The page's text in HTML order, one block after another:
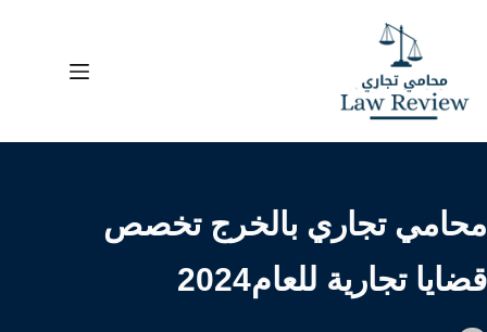
المحتوى
محامي تجاري بالخرج تخصص
قضايا تجارية للعام2024